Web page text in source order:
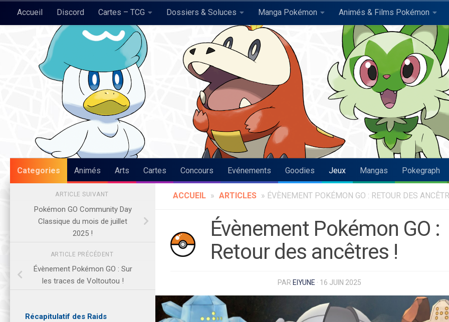
Skip to content
Accueil Discord Cartes – TCG Dossiers & Soluces Manga Pokémon Animés & Films Pokémon
Pokégraph
Categories Animés Arts Cartes Concours Evénements Goodies Jeux Mangas Pokegraph
ACCUEIL » ARTICLES » ÉVÈNEMENT POKÉMON GO : RETOUR DES
Évènement Pokémon GO :
Retour des ancêtres !
PAR EIYUNE · 16 JUIN 2025
ARTICLE SUIVANT
Pokémon GO Community Day
Classique du mois de juillet
2025 !
ARTICLE PRÉCÉDENT
Évènement Pokémon GO : Sur
les traces de Voltoutou !
Récapitulatif des Raids